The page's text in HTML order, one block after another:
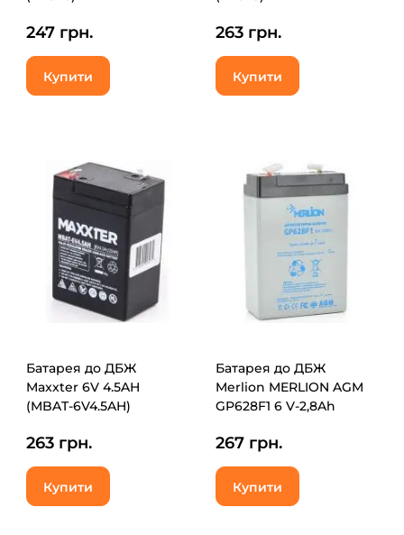
247 грн.
Купити
263 грн.
Купити
Батарея до ДБЖ
Maxxter 6V 4.5AH
(MBAT-6V4.5AH)
263 грн.
Купити
Батарея до ДБЖ
Merlion MERLION AGM
GP628F1 6 V-2,8Ah
267 грн.
Купити